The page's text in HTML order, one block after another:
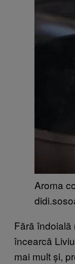
Aroma
Fără îndoială
încearcă
mai mult și,